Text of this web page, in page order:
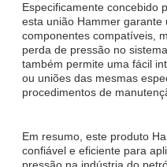
Especificamente concebido
esta união Hammer garante
componentes compatíveis,
perda de pressão no
também permite uma fácil
ou uniões das mesmas
procedimentos de
Em resumo, este produto
confiável e eficiente para